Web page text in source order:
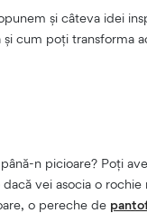
și câteva idei
cum poți transforma
n picioare? Poți
vei asocia o
o pereche de